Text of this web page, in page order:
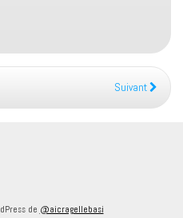
Suivant
de @aicragellebasi